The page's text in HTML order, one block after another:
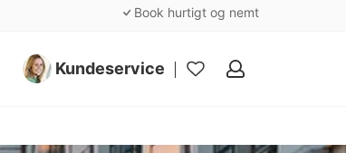
Book hurtigt og nemt
Kundeservice
Mine